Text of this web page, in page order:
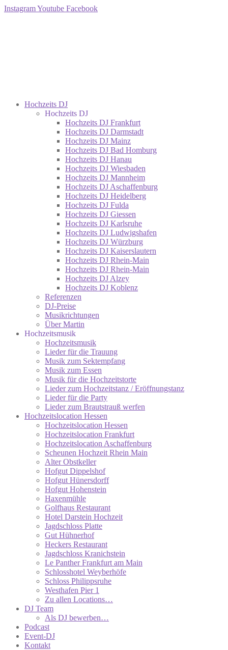
InstagramYoutube Facebook
Hochzeits DJ
Hochzeits DJ
Hochzeits DJ Frankfurt
Hochzeits DJ Darmstadt
Hochzeits DJ Mainz
Hochzeits DJ Bad Homburg
Hochzeits DJ Hanau
Hochzeits DJ Wiesbaden
Hochzeits DJ Mannheim
Hochzeits DJ Aschaffenburg
Hochzeits DJ Heidelberg
Hochzeits DJ Fulda
Hochzeits DJ Giessen
Hochzeits DJ Karlsruhe
Hochzeits DJ Ludwigshafen
Hochzeits DJ Würzburg
Hochzeits DJ Kaiserslautern
Hochzeits DJ Rhein-Main
Hochzeits DJ Rhein-Main
Hochzeits DJ Alzey
Hochzeits DJ Koblenz
Referenzen
DJ-Preise
Musikrichtungen
Über Martin
Hochzeitsmusik
Hochzeitsmusik
Lieder für die Trauung
Musik zum Sektempfang
Musik zum Essen
Musik für die Hochzeitstorte
Lieder zum Hochzeitstanz / Eröffnungstanz
Lieder für die Party
Lieder zum Brautstrauß werfen
Hochzeitslocation Hessen
Hochzeitslocation Hessen
Hochzeitslocation Frankfurt
Hochzeitslocation Aschaffenburg
Scheunen Hochzeit Rhein Main
Alter Obstkeller
Hofgut Dippelshof
Hofgut Hünersdorff
Hofgut Hohenstein
Haxenmühle
Golfhaus Restaurant
Hotel Darstein Hochzeit
Jagdschloss Platte
Gut Hühnerhof
Heckers Restaurant
Jagdschloss Kranichstein
Le Panther Frankfurt am Main
Schlosshotel Weyberhöfe
Schloss Philippsruhe
Westhafen Pier 1
Zu allen Locations…
DJ Team
Als DJ bewerben…
Podcast
Event-DJ
Kontakt